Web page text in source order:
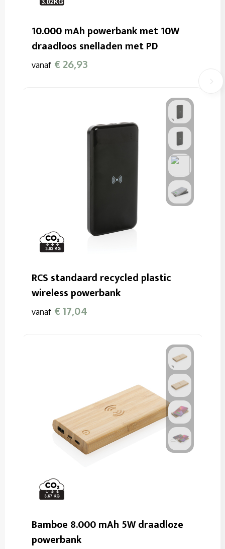
10.000 mAh powerbank met 10W
draadloos snelladen met PD
vanaf € 26,93
RCS standaard recycled plastic
wireless powerbank
vanaf € 17,04
Bamboe 8.000 mAh 5W draadloze
powerbank